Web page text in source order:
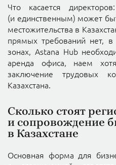
Что касается
(и единственным) может
местожительства в
прямых требований нет, в
зонах, Astana Hub
аренда офиса, наем
заключение трудовых
Казахстана.
Сколько стоят
и сопровождение
в Казахстане
Основная форма для